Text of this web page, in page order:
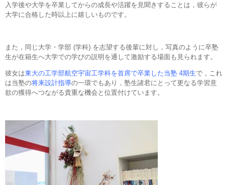
入学後や大学を卒業してからの成長や活躍を見聞きすることは，彼らが
大学に合格した時以上に嬉しいものです。
また，同じ大学・学部 (学科) を志望する後輩に対し，写真のように卒塾
生が在籍生へ大学での学びの説明を通して激励する場面も見られます。
彼女は東大の工学部航空宇宙工学科を首席で卒業した当塾 4期生で，これ
は当塾の将来設計指導の一環でもあり，塾生諸君にとって更なる学習意
欲の獲得へつながる貴重な機会と位置付けています。